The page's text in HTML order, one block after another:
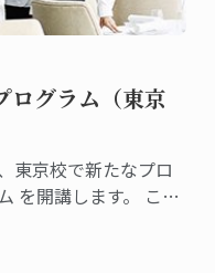
ログラム（東京
東京校で新たなプロ
を開講します。 この
ジネスなどを開業